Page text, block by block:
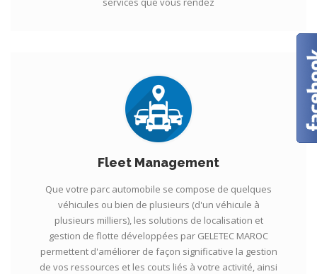
Fleet Management
Que votre parc automobile se compose de quelques
véhicules ou bien de plusieurs (d'un véhicule à
plusieurs milliers), les solutions de localisation et
gestion de flotte développées par GELETEC MAROC
permettent d'améliorer de façon significative la gestion
de vos ressources et les couts liés à votre activité, ainsi